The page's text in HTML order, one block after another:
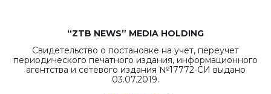
“ZTB NEWS” MEDIA HOLDING
Свидетельство о постановке на учет, переучет
периодического печатного издания, информационного
агентства и сетевого издания №17772-СИ выдано
03.07.2019.